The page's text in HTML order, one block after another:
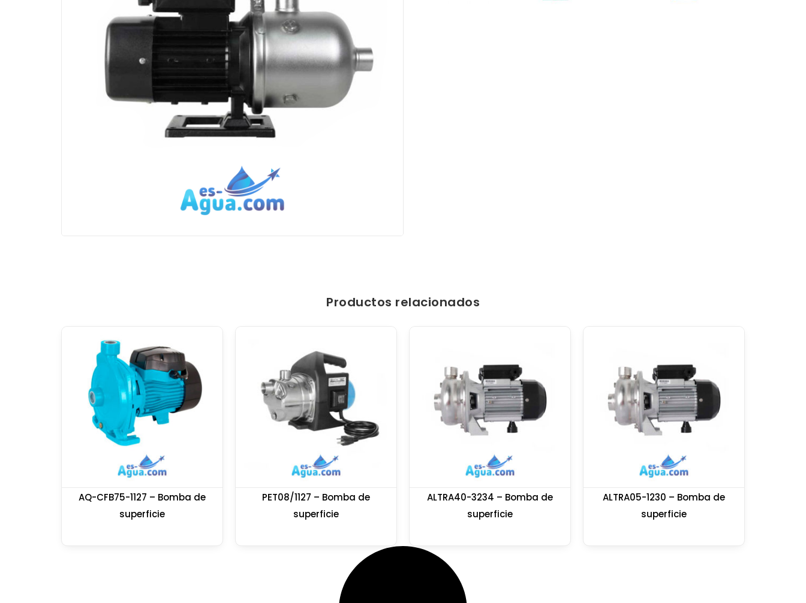
Productos relacionados
AQ-CFB75-1127 – Bomba de
superficie
PET08/1127 – Bomba de
superficie
ALTRA40-3234 – Bomba de
superficie
ALTRA05-1230 – Bomba de
superficie